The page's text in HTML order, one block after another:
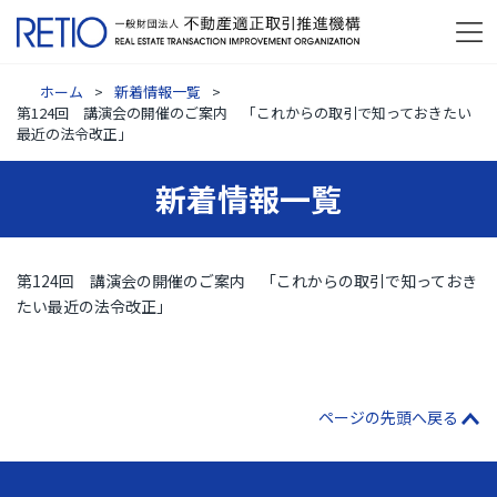
ホーム
新着情報一覧
第124回 講演会の開催のご案内 「これからの取引で知っておきたい
最近の法令改正」
新着情報一覧
第124回 講演会の開催のご案内 「これからの取引で知っておき
たい最近の法令改正」
ページの先頭へ戻る